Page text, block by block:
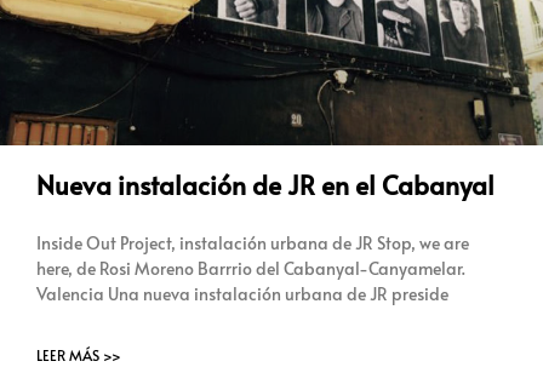
Nueva instalación de JR en el Cabanyal
Inside Out Project, instalación urbana de JR Stop, we are
here, de Rosi Moreno Barrrio del Cabanyal-Canyamelar.
Valencia Una nueva instalación urbana de JR preside
LEER MÁS >>